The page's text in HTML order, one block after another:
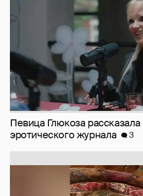
Певица Глюкоза
эротического журнала
3